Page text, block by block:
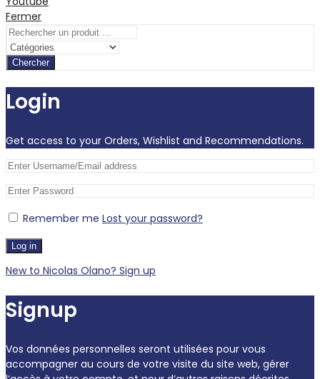
Fermer
Chercher
Login
Get access to your Orders, Wishlist and Recommendations.
Remember me Lost your password?
Log in
New to Nicolas Olano? Sign up
Signup
Vos données personnelles seront utilisées pour vous
accompagner au cours de votre visite du site web, gérer